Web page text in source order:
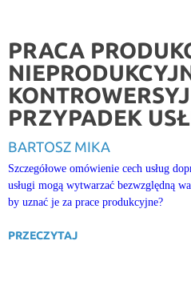
PRACA
PRZYPADEK
BARTOSZ MIKA
Szczegółowe omówienie cech usług
usługi mogą wytwarzać bezwzględną
by uznać je za prace produkcyjne?
PRZECZYTAJ